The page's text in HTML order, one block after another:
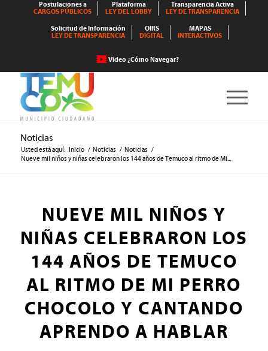
Postulaciones a
CARGOS PÚBLICOS
Plataforma
LEY DEL LOBBY
Transparencia Activa
LEY DE TRANSPARENCIA
Solicitud de Información
LEY DE TRANSPARENCIA
OIRS
DIGITAL
MAPAS
INTERACTIVOS
Video ¿Cómo Navegar?
Noticias
Usted está aquí: Inicio / Noticias / Noticias /
Nueve mil niños y niñas celebraron los 144 años de Temuco al ritmo de Mi...
NUEVE MIL NIÑOS Y
NIÑAS CELEBRARON LOS
144 AÑOS DE TEMUCO
AL RITMO DE MI PERRO
CHOCOLO Y CANTANDO
APRENDO A HABLAR